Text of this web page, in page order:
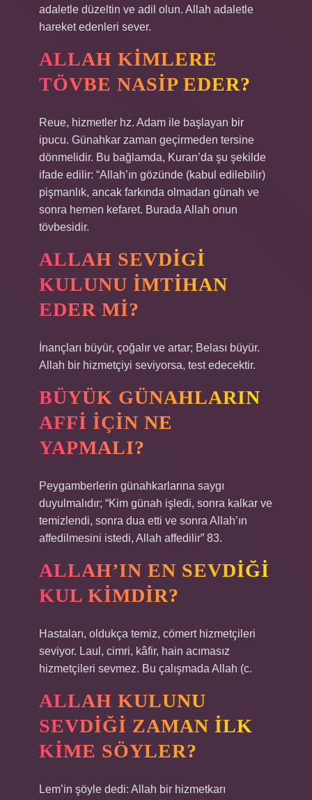
adaletle düzeltin ve adil olun. Allah adaletle
hareket edenleri sever.
ALLAH KIMLERE
TÖVBE NASIP EDER?
Reue, hizmetler hz. Adam ile başlayan bir
ipucu. Günahkar zaman geçirmeden tersine
dönmelidir. Bu bağlamda, Kuran’da şu şekilde
ifade edilir: “Allah’ın gözünde (kabul edilebilir)
pişmanlık, ancak farkında olmadan günah ve
sonra hemen kefaret. Burada Allah onun
tövbesidir.
ALLAH SEVDIGI
KULUNU IMTIHAN
EDER MI?
İnançları büyür, çoğalır ve artar; Belası büyür.
Allah bir hizmetçiyi seviyorsa, test edecektir.
BÜYÜK GÜNAHLARIN
AFFI IÇIN NE
YAPMALI?
Peygamberlerin günahkarlarına saygı
duyulmalıdır; “Kim günah işledi, sonra kalkar ve
temizlendi, sonra dua etti ve sonra Allah’ın
affedilmesini istedi, Allah affedilir” 83.
ALLAH’IN EN SEVDIĞI
KUL KIMDIR?
Hastaları, oldukça temiz, cömert hizmetçileri
seviyor. Laul, cimri, kâfir, hain acımasız
hizmetçileri sevmez. Bu çalışmada Allah (c.
ALLAH KULUNU
SEVDIĞI ZAMAN ILK
KIME SÖYLER?
Lem’in şöyle dedi: Allah bir hizmetkarı